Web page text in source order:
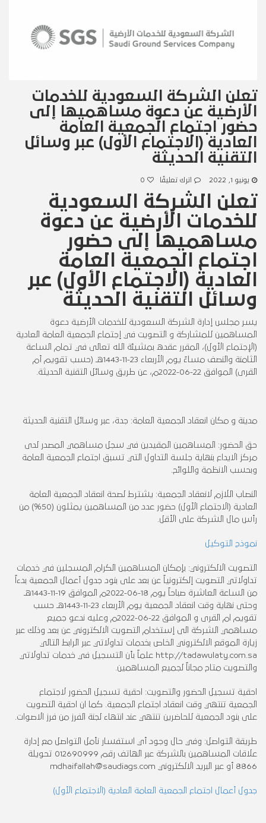
تعلن الشركة السعودية للخدمات
الأرضية عن دعوة مساهميها إلى
حضور اجتماع الجمعية العامة
العادية (الاجتماع الأول) عبر وسائل
التقنية الحديثة
يونيو 1, 2022 اترك تعليقًا 0
تعلن الشركة السعودية
للخدمات الأرضية عن دعوة
مساهميها إلى حضور
اجتماع الجمعية العامة
العادية (الاجتماع الأول) عبر
وسائل التقنية الحديثة
يسر مجلس إدارة الشركة السعودية للخدمات الأرضية دعوة
المساهمين للمشاركة و التصويت في إجتماع الجمعية العامة العادية
(الإجتماع الأول)، المقرر عقده بمشيئة الله تعالى في تمام الساعة
الثامنة والنصف مساءً يوم الأربعاء 23-11-1443هـ (حسب تقويم أم
القرى) الموافق 22-06-2022م، عن طريق وسائل التقنية الحديثة.
مدينة و مكان انعقاد الجمعية العامة: جدة، عبر وسائل التقنية الحديثة
حق الحضور: المساهمين المقيدين في سجل مساهمي المصدر لدى
مركز الايداع بنهاية جلسة التداول التي تسبق اجتماع الجمعية العامة
وبحسب الانظمة واللوائح.
النصاب اللازم لانعقاد الجمعية: يشترط لصحة انعقاد الجمعية العامة
العادية (الاجتماع الأول) حضور عدد من المساهمين يمثلون (50%) من
رأس مال الشركة على الأقل.
نموذج التوكيل
التصويت الالكتروني: بإمكان المساهمين الكرام المسجلين في خدمات
تداولاتي التصويت إلكترونياً عن بعد على بنود جدول أعمال الجمعية بدءاً
من الساعة العاشرة صباحاً يوم 18-06-2022م الموافق 19-11-1443هـ
وحتى نهاية وقت انعقاد الجمعية يوم الأربعاء 23-11-1443هـ حسب
تقويم ام القرى و الموافق 22-06-2022م وعليه ندعو جميع
مساهمي الشركة الى إستخدام التصويت الالكتروني عن بعد وذلك عبر
زيارة الموقع الالكتروني الخاص بخدمات تداولاتي عبر الرابط التالي
http://tadawulaty.com.sa علماً بأن التسجيل في خدمات تداولاتي
والتصويت متاح مجاناً لجميع المساهمين.
احقية تسجيل الحضور والتصويت: احقية تسجيل الحضور لاجتماع
الجمعية تنتهي وقت انعقاد اجتماع الجمعية. كما ان احقية التصويت
على بنود الجمعية للحاضرين تنتهي عند انتهاء لجنة الفرز من فرز الاصوات.
طريقة التواصل: وفي حال وجود أي استفسار نأمل التواصل مع إدارة
علاقات المساهمين بالشركة عبر الهاتف رقم 012690999 تحويلة
8866 أو عبر البريد الالكتروني mdhaifallah@saudiags.com
جدول أعمال اجتماع الجمعية العامة العادية (الاجتماع الأول)